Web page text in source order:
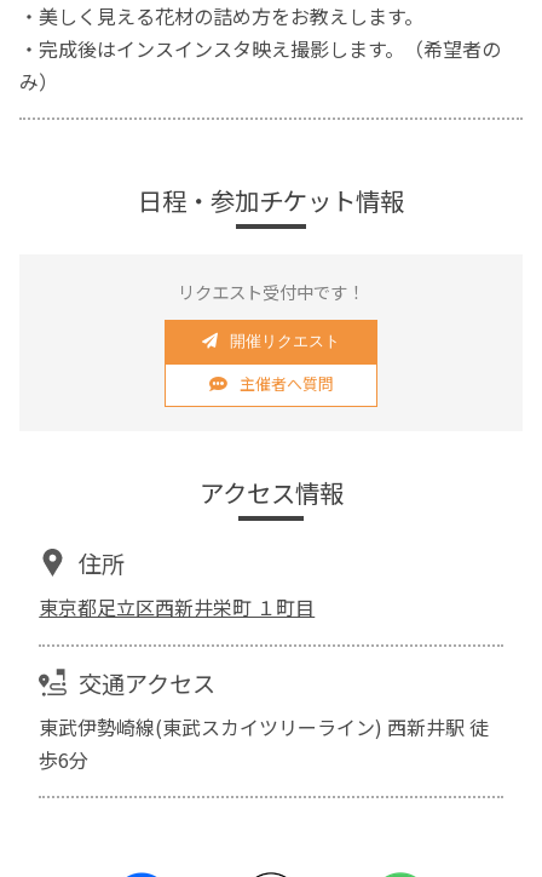
・美しく見える花材の詰め方をお教えします。
・完成後はインスインスタ映え撮影します。（希望者の
み）
日程・参加チケット情報
リクエスト受付中です！
開催リクエスト
主催者へ質問
アクセス情報
住所
東京都足立区西新井栄町 １町目
交通アクセス
東武伊勢崎線(東武スカイツリーライン) 西新井駅 徒
歩6分